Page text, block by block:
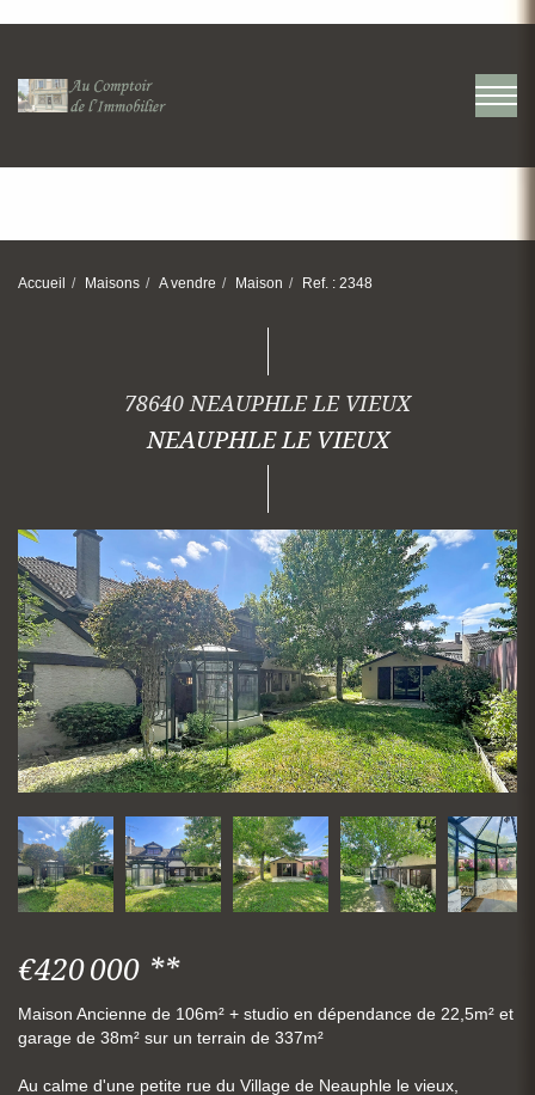
Accueil Maisons A vendre Maison Ref. : 2348
78640 NEAUPHLE LE VIEUX
NEAUPHLE LE VIEUX
€420 000 **
Maison Ancienne de 106m² + studio en dépendance de 22,5m² et
garage de 38m² sur un terrain de 337m²
Au calme d'une petite rue du Village de Neauphle le vieux,